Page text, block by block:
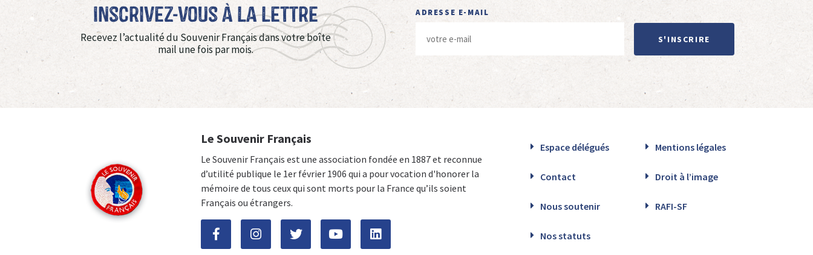
Inscrivez-vous à La Lettre
Recevez l’actualité du Souvenir Français dans votre boîte
mail une fois par mois.
ADRESSE E-MAIL
S'INSCRIRE
Le Souvenir Français
Le Souvenir Français est une association fondée en 1887 et reconnue
d’utilité publique le 1er février 1906 qui a pour vocation d'honorer la
mémoire de tous ceux qui sont morts pour la France qu’ils soient
Français ou étrangers.
Espace délégués Mentions légales
Contact Droit à l’image
Nous soutenir RAFI-SF
Nos statuts